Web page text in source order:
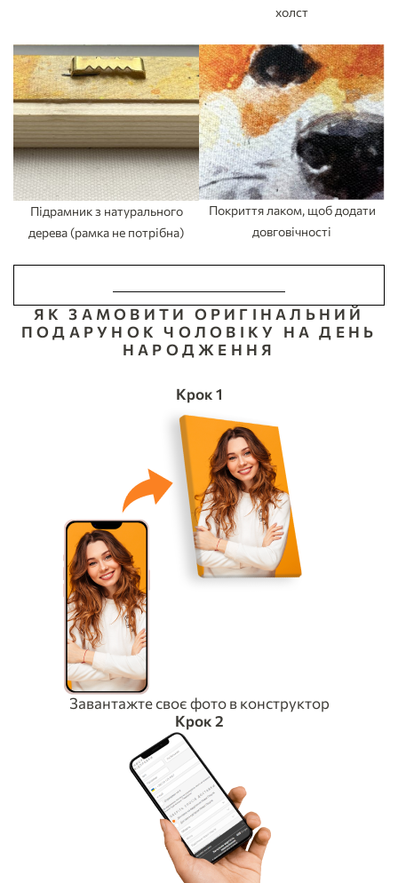
холст
Підрамник з натурального
дерева (рамка не потрібна)
Покриття лаком, щоб додати
довговічності
ЯК ЗАМОВИТИ ОРИГІНАЛЬНИЙ
ПОДАРУНОК ЧОЛОВІКУ НА ДЕНЬ
НАРОДЖЕННЯ
Крок 1
Завантажте своє фото в конструктор
Крок 2